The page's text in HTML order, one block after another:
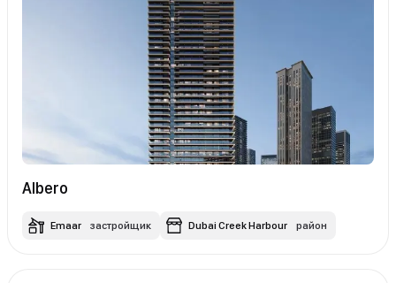
Albero
Emaar застройщик Dubai Creek Harbour район